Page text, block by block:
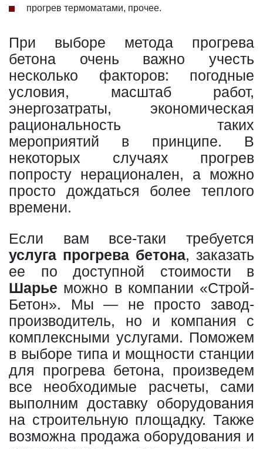
прогрев термоматами, прочее.
При выборе метода прогрева
бетона очень важно учесть
несколько факторов: погодные
условия, масштаб работ,
энергозатраты, экономическая
рациональность таких
мероприятий в принципе. В
некоторых случаях прогрев
попросту нерационален, а можно
просто дождаться более теплого
времени.
Если вам все-таки требуется
услуга прогрева бетона, заказать
ее по доступной стоимости в
Шарье можно в компании «Строй-
Бетон». Мы — не просто завод-
производитель, но и компания с
комплексными услугами. Поможем
в выборе типа и мощности станции
для прогрева бетона, произведем
все необходимые расчеты, сами
выполним доставку оборудования
на строительную площадку. Также
возможна продажа оборудования и